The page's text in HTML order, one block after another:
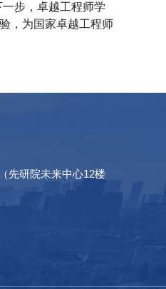
步，卓越工程师学
，为国家卓越工程师
先研院未来中心12楼